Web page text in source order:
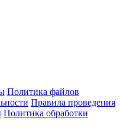
Политика файлов
Правила проведения
Политика обработки